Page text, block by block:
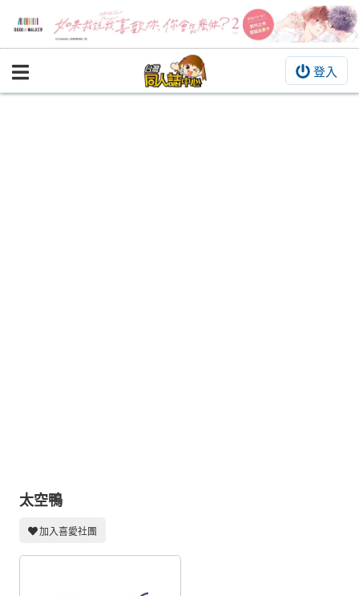
登入
BOOKY書集倉庫
攤位轉讓區
會員功能選單
太空鴨
加入喜愛社團